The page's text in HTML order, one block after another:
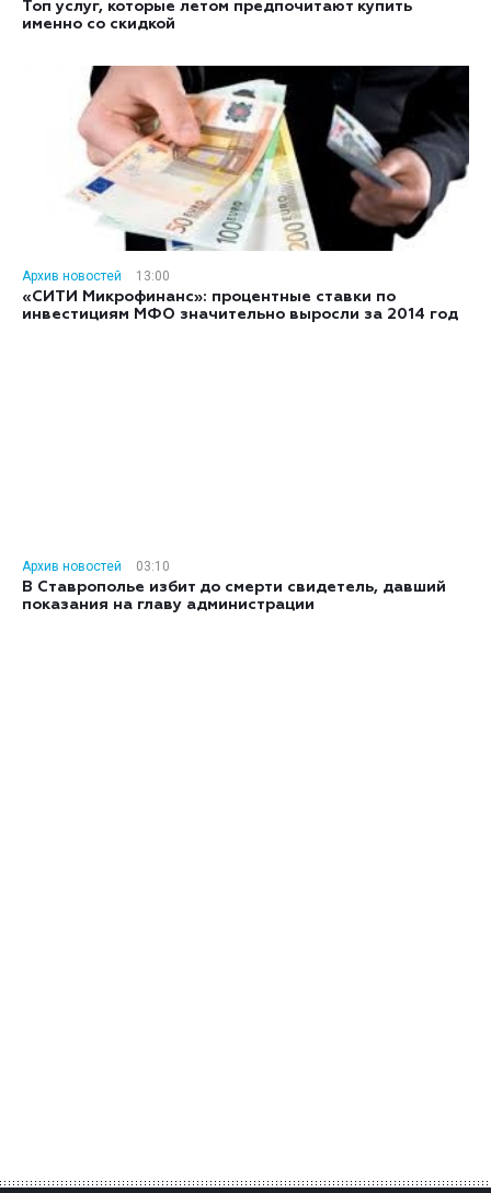
Топ услуг, которые летом предпочитают купить
именно со скидкой
Архив новостей
13:00
«СИТИ Микрофинанс»: процентные ставки по
инвестициям МФО значительно выросли за 2014 год
Архив новостей
03:10
В Ставрополье избит до смерти свидетель, давший
показания на главу администрации